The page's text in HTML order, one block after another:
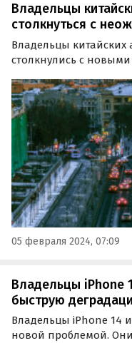
Владельцы
столкнуться с
Владельцы китайских
столкнулись с
параллельному
05 февраля 2024, 07:09
Владельцы iPhone
быструю
Владельцы iPhone 14
новой проблемой.